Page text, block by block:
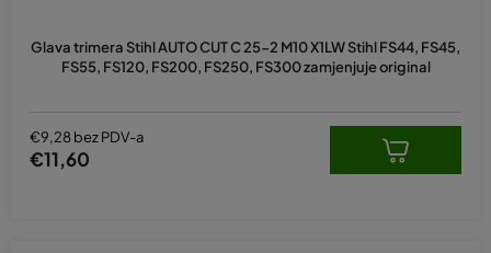
Glava trimera Stihl AUTO CUT C 25-2 M10 X1LW Stihl FS44, FS45,
FS55, FS120, FS200, FS250, FS300 zamjenjuje original
€9,28 bez PDV-a
€11,60